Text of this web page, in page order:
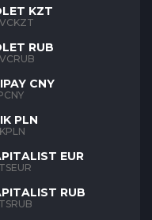
KZT
RUB
CNY
PLN
EUR
RUB